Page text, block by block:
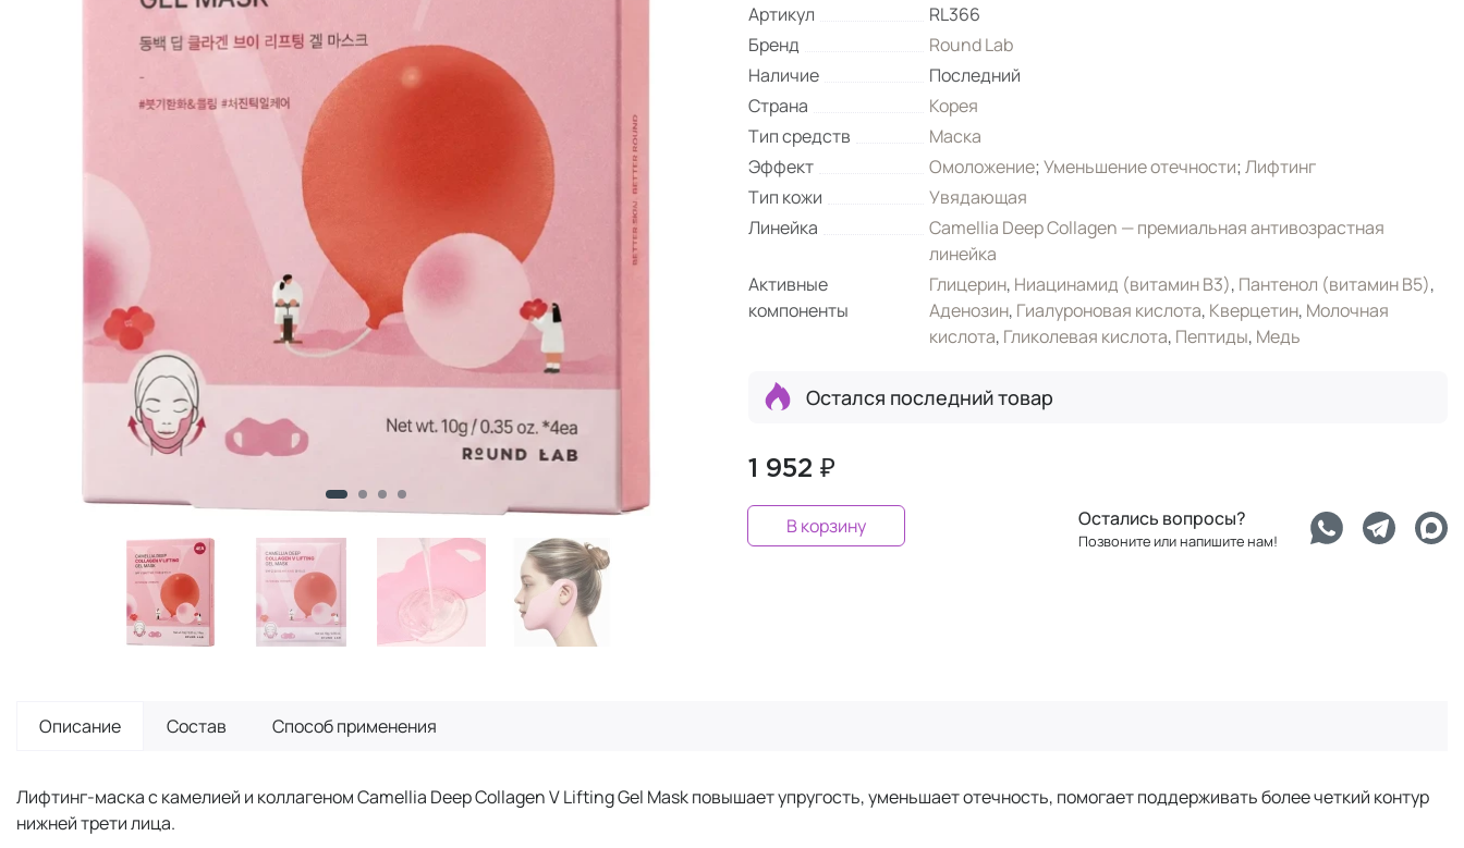
Артикул
RL366
Бренд
Round Lab
Наличие
Последний
Страна
Корея
Тип средств
Маска
Эффект
Омоложение;Уменьшение отечности;Лифтинг
Тип кожи
Увядающая
Линейка
Camellia Deep Collagen — премиальная антивозрастная
линейка
Активные
компоненты
Глицерин, Ниацинамид (витамин B3), Пантенол (витамин B5),
Аденозин, Гиалуроновая кислота, Кверцетин, Молочная
кислота, Гликолевая кислота, Пептиды, Медь
Остался последний товар
1 952 ₽
В корзину Остались вопросы?
Позвоните или напишите нам!
Описание Состав Способ применения
Лифтинг-маска с камелией и коллагеном Camellia Deep Collagen V Lifting Gel Mask повышает упругость, уменьшает отечность, помогает поддерживать более четкий контур
нижней трети лица.